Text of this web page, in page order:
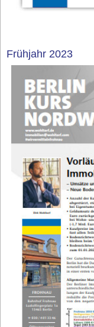
Frühjahr 2023